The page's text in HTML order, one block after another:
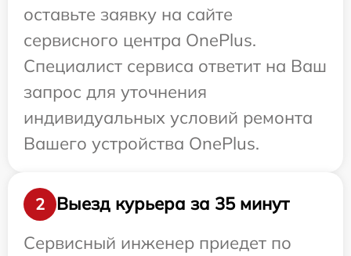
оставьте заявку на сайте
сервисного центра OnePlus.
Специалист сервиса ответит на Ваш
запрос для уточнения
индивидуальных условий ремонта
Вашего устройства OnePlus.
2
Выезд курьера за 35 минут
Сервисный инженер приедет по